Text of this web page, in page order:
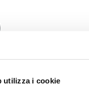
utilizza i cookie
multidisciplinare:
- CL 2A Info